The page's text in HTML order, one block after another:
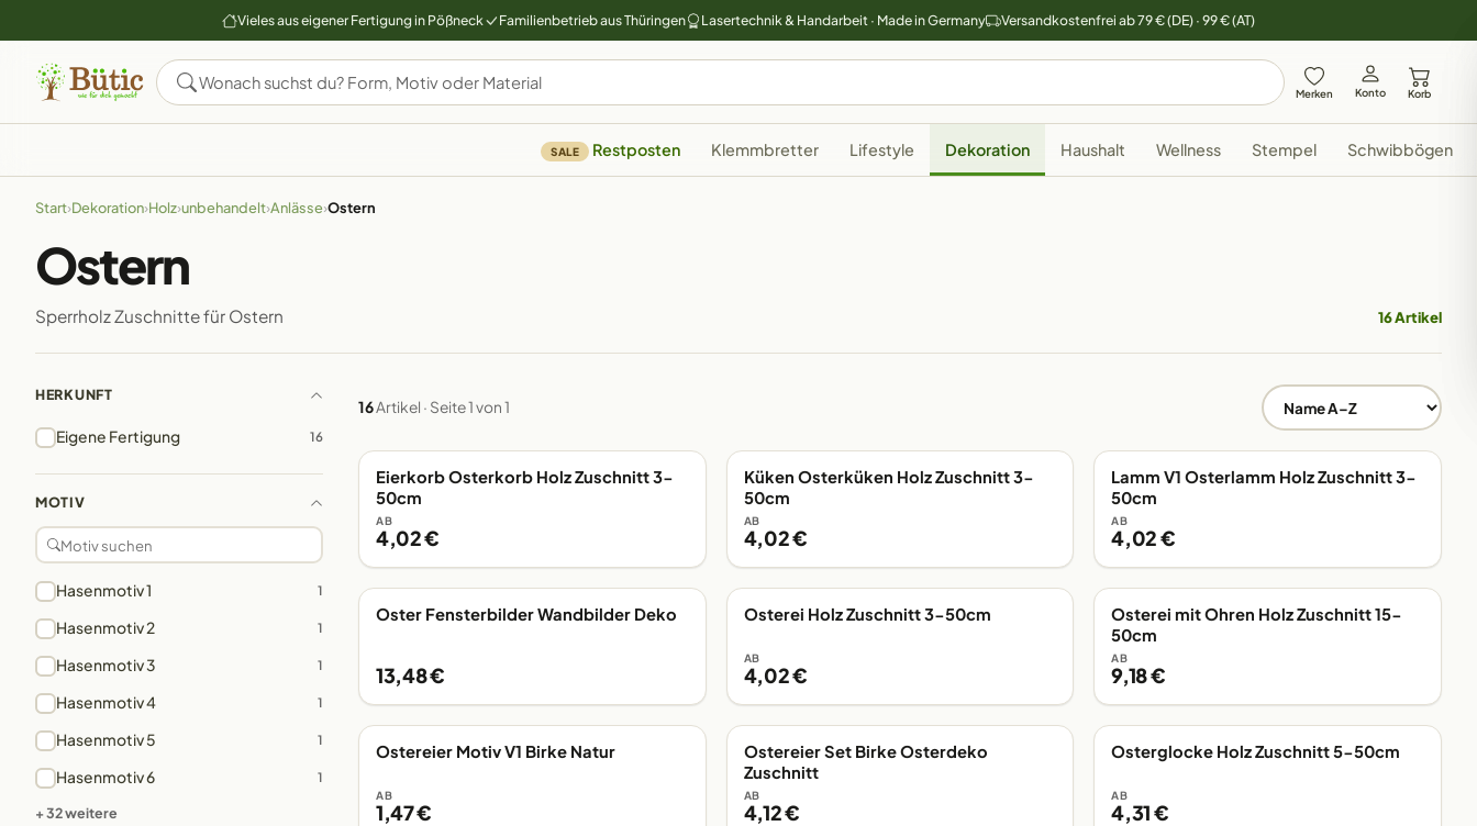
Vieles aus eigener Fertigung in Pößneck Familienbetrieb aus Thüringen Lasertechnik & Handarbeit · Made in Germany Versandkostenfrei ab 79 € (DE) · 99 € (AT)
Merken Konto Korb
SALE Restposten Klemmbretter Lifestyle Dekoration Haushalt Wellness Stempel Schwibbögen
Start›Dekoration›Holz›unbehandelt›Anlässe›Ostern
Ostern
Sperrholz Zuschnitte für Ostern 16 Artikel
HERKUNFT
Eigene Fertigung 16
MOTIV
Hasenmotiv 1 1
Hasenmotiv 2 1
Hasenmotiv 3 1
Hasenmotiv 4 1
Hasenmotiv 5 1
Hasenmotiv 6 1
+ 32 weitere
16Artikel · Seite 1 von 1
EIGENE FERTIGUNG
Eierkorb Osterkorb Holz Zuschnitt 3-
50cm
AB
4,02 €
EIGENE FERTIGUNG
Küken Osterküken Holz Zuschnitt 3-
50cm
AB
4,02 €
EIGENE FERTIGUNG
Lamm V1 Osterlamm Holz Zuschnitt 3-
50cm
AB
4,02 €
EIGENE FERTIGUNG
Oster Fensterbilder Wandbilder Deko
13,48 €
EIGENE FERTIGUNG
Osterei Holz Zuschnitt 3-50cm
AB
4,02 €
EIGENE FERTIGUNG
Osterei mit Ohren Holz Zuschnitt 15-
50cm
AB
9,18 €
EIGENE FERTIGUNG
Ostereier Motiv V1 Birke Natur
AB
1,47 €
EIGENE FERTIGUNG
Ostereier Set Birke Osterdeko
Zuschnitt
AB
4,12 €
EIGENE FERTIGUNG
Osterglocke Holz Zuschnitt 5-50cm
AB
4,31 €